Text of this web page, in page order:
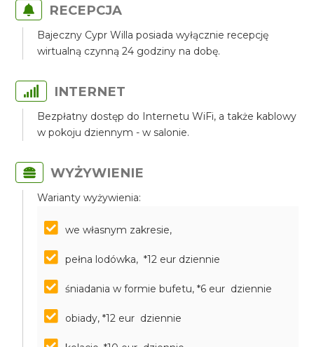
RECEPCJA
Bajeczny Cypr Willa posiada wyłącznie recepcję
wirtualną czynną 24 godziny na dobę.
INTERNET
Bezpłatny dostęp do Internetu WiFi, a także kablowy
w pokoju dziennym - w salonie.
WYŻYWIENIE
Warianty wyżywienia:
we własnym zakresie,
pełna lodówka, *12 eur dziennie
śniadania w formie bufetu, *6 eur dziennie
obiady, *12 eur dziennie